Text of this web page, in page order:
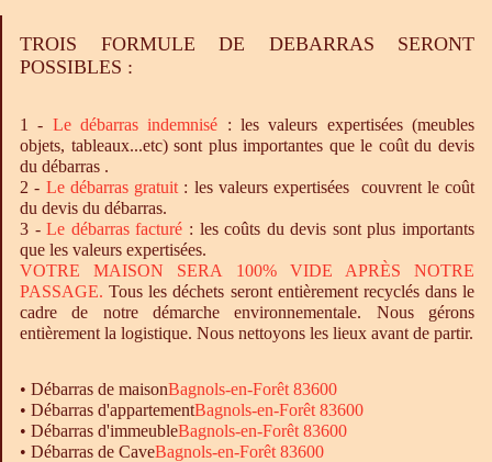
TROIS FORMULE DE DEBARRAS SERONT
POSSIBLES :
1 - Ledébarras indemnisé : les valeurs expertisées (meubles
objets, tableaux...etc) sont plus importantes que le coût du devis
du débarras .
2 - Le débarrasgratuit : les valeurs expertisées couvrent le coût
du devis du débarras.
3 -Le débarrasfacturé : les coûts du devis sont plus importants
que les valeurs expertisées.
VOTRE MAISON SERA 100% VIDE APRÈS NOTRE
PASSAGE. Tous les déchets seront entièrement recyclés dans le
cadre de notre démarche environnementale. Nous gérons
entièrement la logistique. Nous nettoyons les lieux avant de partir.
• Débarras de maisonBagnols-en-Forêt 83600
• Débarras d'appartementBagnols-en-Forêt 83600
• Débarras d'immeubleBagnols-en-Forêt 83600
• Débarras de CaveBagnols-en-Forêt 83600